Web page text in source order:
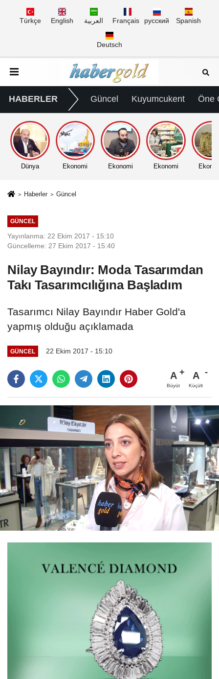
Türkçe English العربية Français русский Spanish
Deutsch
HABERLER Güncel Kuyumcukent Öne
Dünya Ekonomi Ekonomi Ekonomi
Haberler Güncel
GÜNCEL
Yayınlanma: 22 Ekim 2017 - 15:10
Güncelleme: 27 Ekim 2017 - 15:40
Nilay Bayındır: Moda Tasarımdan
Takı Tasarımcılığına Başladım
Tasarımcı Nilay Bayındır Haber Gold'a
yapmış olduğu açıklamada
GÜNCEL 22 Ekim 2017 - 15:10
A
Büyüt
A
Küçült